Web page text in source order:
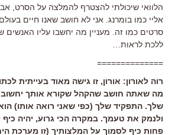
הלוואי שיכולתי להצטרף להמלצה על הסרט,
אליי כמו בומרנג. אני לא חושב שאנו חיים
סרטים כמו זה. מעניין מה יחשבו עליו
ללכת לראות…
==============
רוה לאורון: אורון, זו גישה מאוד בעייתית
מה שאתה חושב שהקהל שקורא אותך יחשוב
שלך. התפקיד שלך (כפי שאני רואה אותו)
ולנמק את טעמך. במקרה הכי גרוע, יהיה
פחות כיף לסמוך על המלצותיך (זו מערכת